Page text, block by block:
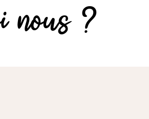
nous ?